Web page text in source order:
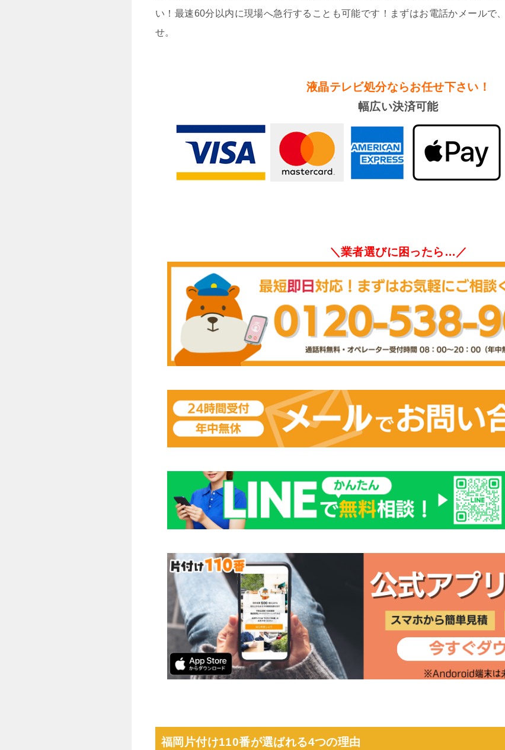
い！最速60分以内に現場へ急行することも可能です！まずはお電話かメールで
せ。
液晶テレビ処分ならお任せ下さい！
幅広い決済可能
＼業者選びに困ったら…／
福岡片付け110番が選ばれる4つの理由